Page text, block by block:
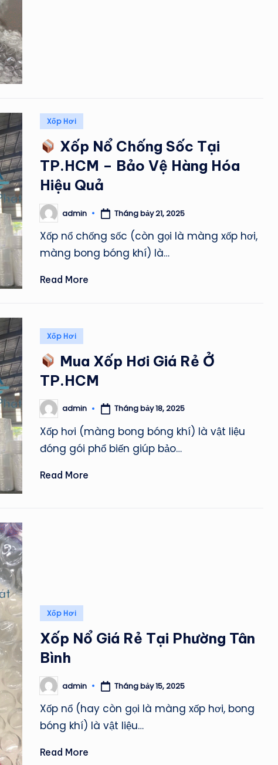
Posted
in
Xốp Hơi
Xốp Nổ Chống Sốc Tại
TP.HCM – Bảo Vệ Hàng Hóa
Hiệu Quả
Posted
by
admin Tháng bảy 21, 2025
Xốp nổ chống sốc (còn gọi là màng xốp hơi,
màng bong bóng khí) là…
Read More
Posted
in
Xốp Hơi
Mua Xốp Hơi Giá Rẻ Ở
TP.HCM
Posted
by
admin Tháng bảy 18, 2025
Xốp hơi (màng bong bóng khí) là vật liệu
đóng gói phổ biến giúp bảo…
Read More
Posted
Xốp Hơi
Xốp Nổ Giá Rẻ Tại Phường Tân
Bình
Posted
by
admin Tháng bảy 15, 2025
Xốp nổ (hay còn gọi là màng xốp hơi, bong
bóng khí) là vật liệu…
Read More